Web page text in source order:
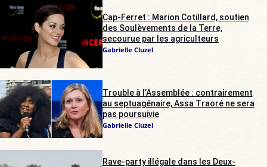
Cap-Ferret : Marion Cotillard, soutien
des Soulèvements de la Terre,
secourue par les agriculteurs
Gabrielle Cluzel
Trouble à l’Assemblée : contrairement
au septuagénaire, Assa Traoré ne sera
pas poursuivie
Gabrielle Cluzel
Rave-party illégale dans les Deux-